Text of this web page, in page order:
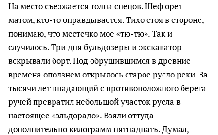
На место съезжается толпа спецов. Шеф орет
матом, кто-то оправдывается. Тихо стоя в стороне,
понимаю, что местечко мое «тю-тю». Так и
случилось. Три дня бульдозеры и экскаватор
вскрывали борт. Под обрушившимся в древние
времена оползнем открылось старое русло реки. За
тысячи лет впадающий с противоположного берега
ручей превратил небольшой участок русла в
настоящее «эльдорадо». Взяли оттуда
дополнительно килограмм пятнадцать. Думал,